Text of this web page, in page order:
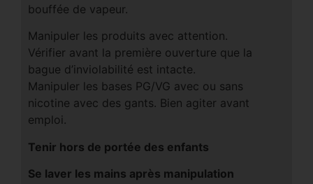
bouffée de vapeur.
Manipuler les produits avec attention.
Vérifier avant la première ouverture que la
bague d’inviolabilité est intacte.
Manipuler les bases PG/VG avec ou sans
nicotine avec des gants. Bien agiter avant
emploi.
Tenir hors de portée des enfants
Se laver les mains après manipulation